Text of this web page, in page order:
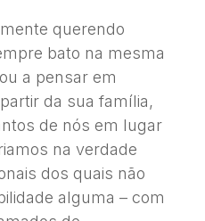
querendo
bato na mesma
a pensar em
da sua família,
de nós em lugar
na verdade
dos quais não
alguma – com